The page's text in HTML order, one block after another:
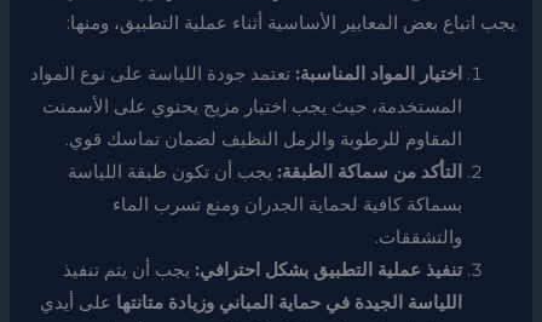
يجب اتباع بعض المعايير الأساسية أثناء عملية التطبيق، ومنها:
اختيار المواد المناسبة: تعتمد جودة اللياسة على نوع المواد
المستخدمة، حيث يجب اختيار مزيج يحتوي على الأسمنت
المقاوم للرطوبة والرمل النظيف لضمان تماسك قوي.
التأكد من سماكة الطبقة: يجب أن تكون طبقة اللياسة
بسماكة كافية لحماية الجدران ومنع تسرب الماء
والتشققات.
تنفيذ عملية التطبيق بشكل احترافي: يجب أن يتم تنفيذ
اللياسة الجيدة في حماية المباني وزيادة متانتها على أيدي